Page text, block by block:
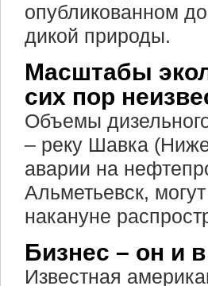
опубликованном
дикой природы.
Масштабы
сих пор
Объемы
– реку Шавка
аварии на
Альметьевск,
накануне
Бизнес – он и
Известная